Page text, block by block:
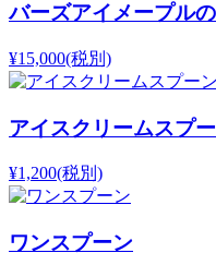
バーズアイメープル
¥15,000(税別)
アイスクリームスプ
¥1,200(税別)
ワンスプーン